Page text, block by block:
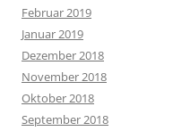
Februar 2019
Januar 2019
Dezember 2018
November 2018
Oktober 2018
September 2018